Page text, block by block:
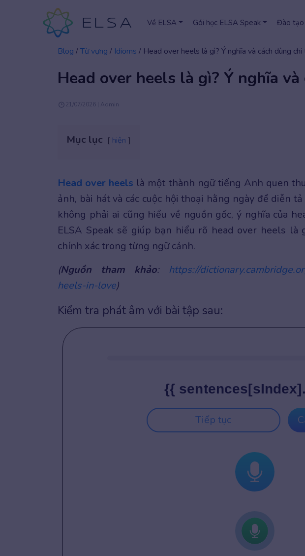
Về ELSA Gói học ELSA Speak Đào tạo
Blog /Từ vựng / Idioms / Head over heels là gì? Ý nghĩa và cách dùng
Head over heels là gì? Ý nghĩa
21/07/2026 | Admin
Mục lục hiện
Head over heels là một thành ngữ tiếng Anh quen
ảnh, bài hát và các cuộc hội thoại hằng ngày để diễn
không phải ai cũng hiểu về nguồn gốc, ý nghĩa của
ELSA Speak sẽ giúp bạn hiểu rõ head over heels
chính xác trong từng ngữ cảnh.
(Nguồn tham khảo: https://
heels-in-love)
Kiểm tra phát âm với bài tập sau:
{{
Tiếp tục